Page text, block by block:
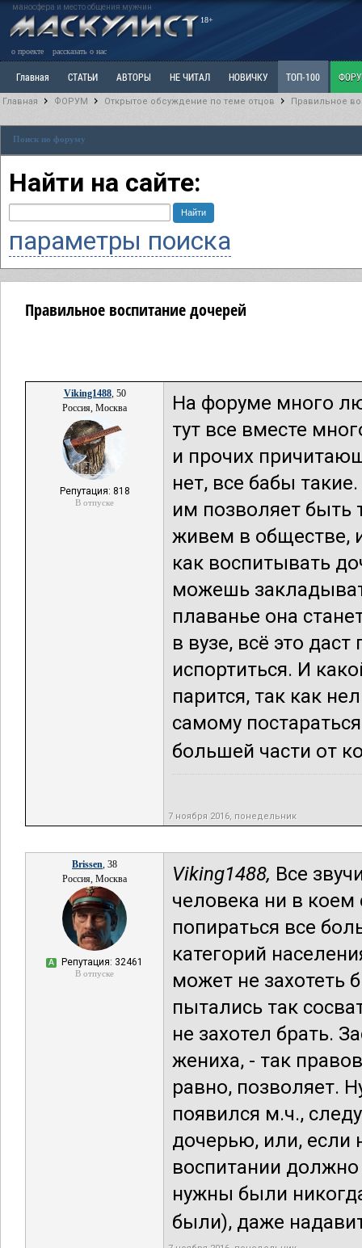
маносфера и место общения мужчин
18+
о проекте рассказать о нас
Главная СТАТЬИ АВТОРЫ НЕ ЧИТАЛ НОВИЧКУ ТОП-100
Ветка: Расстаюсь или Развожусь. САНЧАС Ветка: Наболевшее. Выскажись!
РАЗДЕЛ: Разное
Главная ФОРУМ Открытое обсуждение по теме отцов Правильное
Поиск по форуму
Найти на сайте:
параметры поиска
Правильное воспитание дочерей
Viking1488, 50
Россия, Москва
Репутация: 818
В отпуске
На форуме много
тут все вместе
и прочих
нет, все бабы
им позволяет
живем в обществе,
как воспитывать
можешь
плаванье она
в вузе, всё это
испортиться. И
парится, так как
самому
большей части от
7 ноября 2016, понедельник
Brissen, 38
Россия, Москва
А Репутация: 32461
В отпуске
Viking1488, Все
человека ни в коем
попираться все
категорий
может не захотеть
пытались так
не захотел брать.
жениха, - так
равно, позволяет.
появился м.ч.,
дочерью, или, если
воспитании
нужны были
были), даже